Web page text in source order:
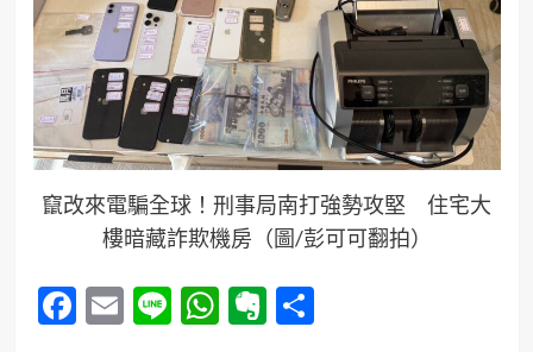
竄改來電騙全球！刑事局南打強勢攻堅 住宅大
樓暗藏詐欺機房（圖/彭可可翻拍）
Facebook
Email
LineWhatsApp
Evernote
分